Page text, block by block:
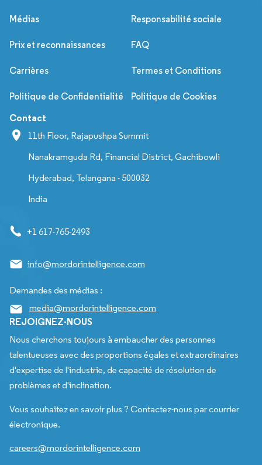
Médias Responsabilité sociale
Prix et reconnaissances FAQ
Carrières Termes et Conditions
Politique de Confidentialité Politique de Cookies
Contact
11th Floor, Rajapushpa Summit
Nanakramguda Rd, Financial District, Gachibowli
Hyderabad, Telangana - 500032
India
+1 617-765-2493
info@mordorintelligence.com
Demandes des médias :
media@mordorintelligence.com
REJOIGNEZ-NOUS
Nous cherchons toujours à embaucher des personnes
talentueuses avec des proportions égales et extraordinaires
d'expertise de l'industrie, de capacité de résolution de
problèmes et d'inclination.
Vous souhaitez en savoir plus ? Contactez-nous par courrier
électronique.
careers@mordorintelligence.com